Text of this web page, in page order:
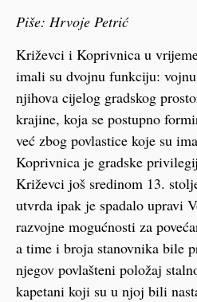
Piše: Hrvoje Petrić
Križevci i Koprivnica u
imali su dvojnu funkciju:
njihova cijelog gradskog
krajine, koja se postupno
već zbog povlastice koje su
Koprivnica je gradske
Križevci još sredinom 13.
utvrda ipak je spadalo upravi
razvojne mogućnosti za
a time i broja stanovnika bile
njegov povlašteni položaj
kapetani koji su u njoj bili